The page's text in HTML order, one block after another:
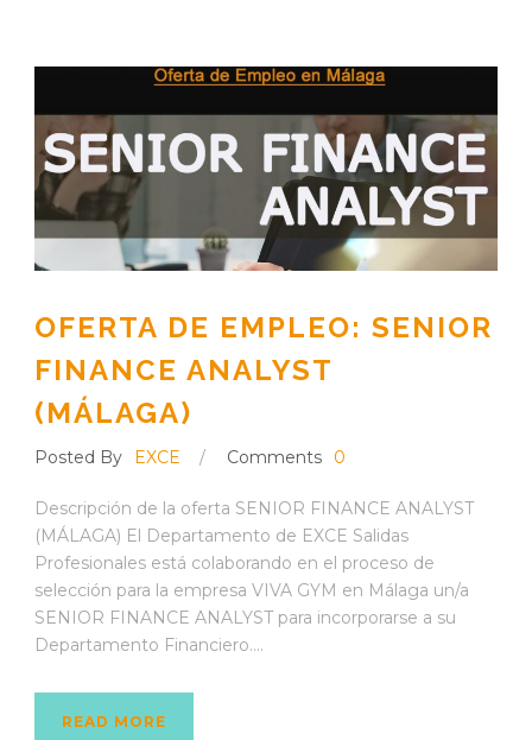
OFERTA DE EMPLEO: SENIOR
FINANCE ANALYST
(MÁLAGA)
Posted By EXCE / Comments 0
Descripción de la oferta SENIOR FINANCE ANALYST
(MÁLAGA) El Departamento de EXCE Salidas
Profesionales está colaborando en el proceso de
selección para la empresa VIVA GYM en Málaga un/a
SENIOR FINANCE ANALYST para incorporarse a su
Departamento Financiero....
READ MORE